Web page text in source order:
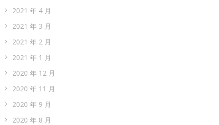
2021 年 4 月
2021 年 3 月
2021 年 2 月
2021 年 1 月
2020 年 12 月
2020 年 11 月
2020 年 9 月
2020 年 8 月